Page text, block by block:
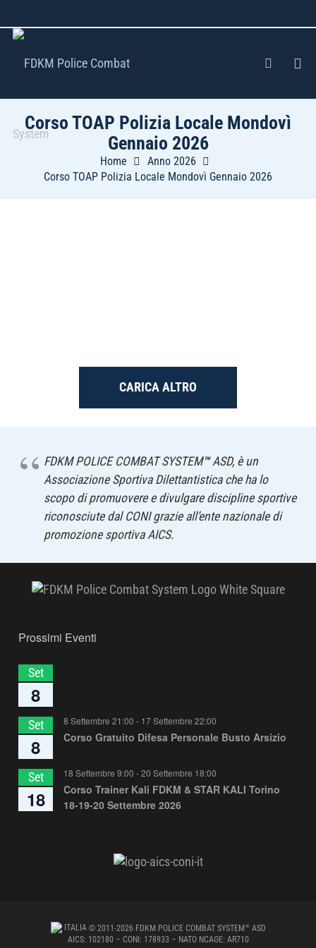
Corso TOAP Polizia Locale Mondovì
Gennaio 2026
Home
Anno 2026
Corso TOAP Polizia Locale Mondovì Gennaio 2026
CARICA ALTRO
FDKM POLICE COMBAT SYSTEM™ASD, è un
Associazione Sportiva Dilettantistica che ha lo
scopo di promuovere e divulgare discipline sportive
riconosciute dal CONI grazie all’ente nazionale di
promozione sportiva AICS.
Prossimi Eventi
Set
8
Set
8
8 Settembre 21:00 - 17 Settembre 22:00
Corso Gratuito Difesa Personale Busto Arsizio
Set
18
18 Settembre 9:00 -20 Settembre 18:00
Corso Trainer Kali FDKM & STAR KALI Torino
18-19-20 Settembre 2026
ITALIA© 2011-2026 FDKM POLICE COMBAT SYSTEM™ ASD
AICS: 102180 – CONI: 178933 – NATO NCAGE: AR710